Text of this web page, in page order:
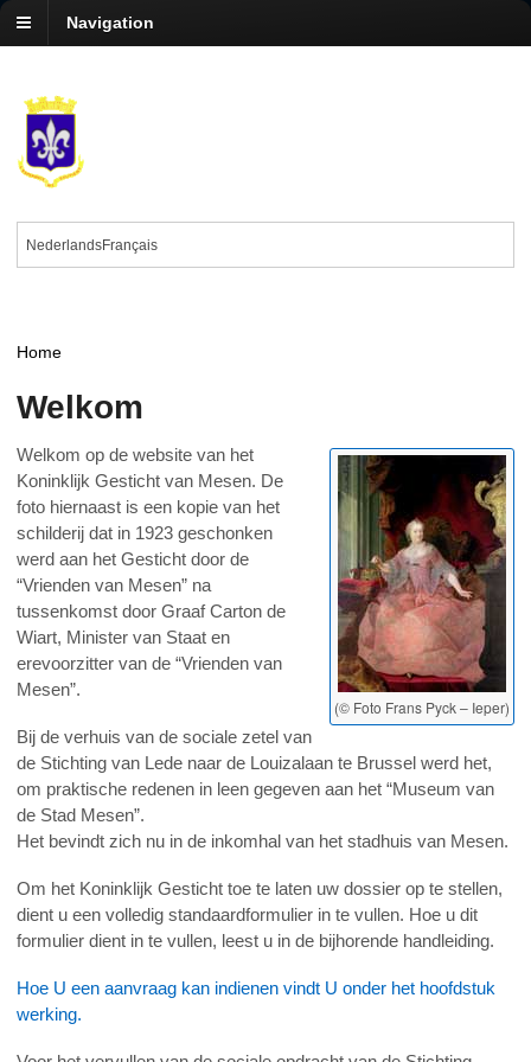
Navigation
NederlandsFrançais
Home
Welkom
(© Foto Frans Pyck – Ieper)
Welkom op de website van het
Koninklijk Gesticht van Mesen. De
foto hiernaast is een kopie van het
schilderij dat in 1923 geschonken
werd aan het Gesticht door de
“Vrienden van Mesen” na
tussenkomst door Graaf Carton de
Wiart, Minister van Staat en
erevoorzitter van de “Vrienden van
Mesen”.
Bij de verhuis van de sociale zetel van
de Stichting van Lede naar de Louizalaan te Brussel werd het,
om praktische redenen in leen gegeven aan het “Museum van
de Stad Mesen”.
Het bevindt zich nu in de inkomhal van het stadhuis van Mesen.
Om het Koninklijk Gesticht toe te laten uw dossier op te stellen,
dient u een volledig standaardformulier in te vullen. Hoe u dit
formulier dient in te vullen, leest u in de bijhorende handleiding.
Hoe U een aanvraag kan indienen vindt U onder het hoofdstuk
werking.